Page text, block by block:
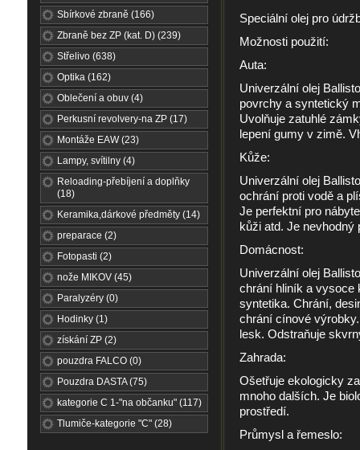
Sbírkové zbraně (166)
Zbraně bez ZP (kat. D) (239)
Střelivo (638)
Optika (162)
Oblečení a obuv (4)
Perkusní revolvery-na ZP (17)
Montáže EAW (23)
Lampy, svítilny (4)
Reloading-přebíjení a doplňky
(18)
Keramika,dárkové předměty (14)
preparace (2)
Fotopasti (2)
nože MIKOV (45)
Paralyzéry (0)
Hodinky (1)
získání ZP (2)
pouzdra FALCO (0)
Pouzdra DASTA (75)
kategorie C 1-"na občanku" (117)
Tlumiče-kategorie "C" (28)
Speciální olej pro
Možnosti použití:
Auta:
Univerzální olej
povrchy a syntetický
Uvolňuje zatuhlé
lepení gumy v zimě.
Kůže:
Univerzální olej
ochrání proti vodě a
Je perfektní pro
kůži atd. Je
Domácnost:
Univerzální olej
chrání hliník a vysoce
syntetika. Chrání,
chrání cínové
lesk. Odstraňuje
Zahrada:
Ošetřuje ekologicky
mnoho dalších. Je
prostředí.
Průmysl a řemeslo: